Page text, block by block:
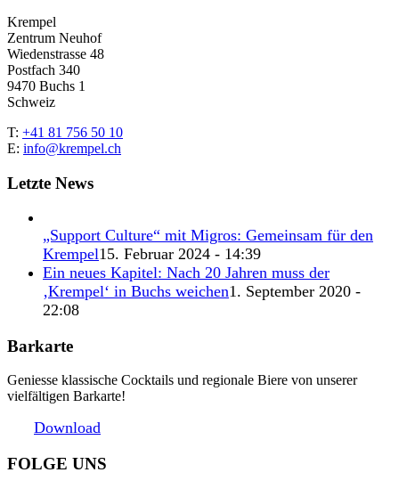
Krempel
Zentrum Neuhof
Wiedenstrasse 48
Postfach 340
9470 Buchs 1
Schweiz
T: +41 81 756 50 10
E: info@krempel.ch
Letzte News
„Support Culture“ mit Migros: Gemeinsam für den
Krempel15. Februar 2024 - 14:39
Ein neues Kapitel: Nach 20 Jahren muss der
‚Krempel‘ in Buchs weichen1. September 2020 -
22:08
Barkarte
Geniesse klassische Cocktails und regionale Biere von unserer
vielfältigen Barkarte!
Download
FOLGE UNS